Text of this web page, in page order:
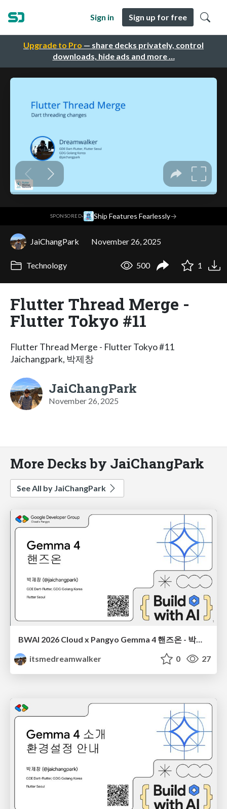
Upgrade to Pro — share decks privately, control
downloads, hide ads and more …
Sign in Sign up for free
SPONSORED· Ship Features Fearlessly→
JaiChangPark November 26, 2025
Technology 500 1
Flutter Thread Merge -
Flutter Tokyo #11
Flutter Thread Merge - Flutter Tokyo #11
Jaichangpark, 박제창
JaiChangPark
November 26, 2025
More Decks by JaiChangPark
See All by JaiChangPark
BWAI 2026 Cloud x Pangyo Gemma 4 핸즈온 - 박제창
itsmedreamwalker
0 27